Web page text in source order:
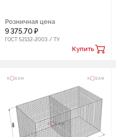
Розничная цена
9 375.70 ₽
ГОСТ 52132-2003 / ТУ
Купить